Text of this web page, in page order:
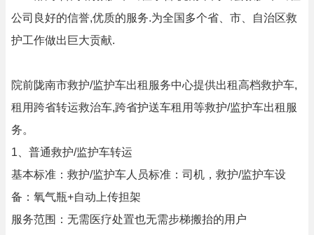
公司良好的信誉,优质的服务.为全国多个省、市、自治区救
护工作做出巨大贡献.
院前陇南市救护/监护车出租服务中心提供出租高档救护车,
租用跨省转运救治车,跨省护送车租用等救护/监护车出租服
务。
1、普通救护/监护车转运
基本标准：救护/监护车人员标准：司机，救护/监护车设
备：氧气瓶+自动上传担架
服务范围：无需医疗处置也无需步梯搬抬的用户